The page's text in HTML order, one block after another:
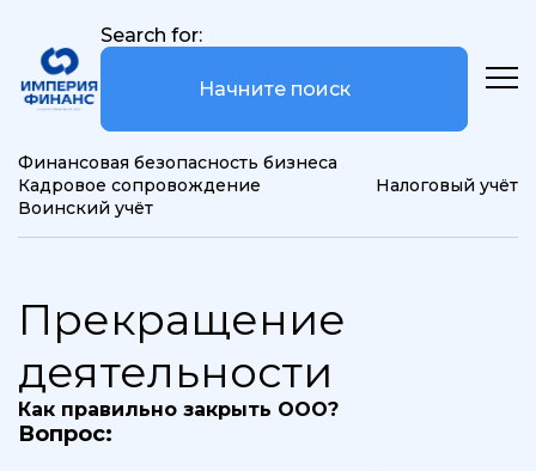
Search for:
Финансовая безопасность бизнеса
Кадровое сопровождение
Налоговый учёт
Воинский учёт
Прекращение
деятельности
Как правильно закрыть ООО?
Вопрос: